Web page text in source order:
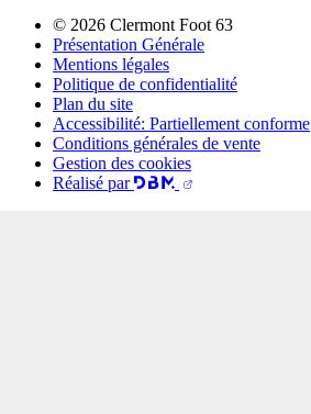
© 2026 Clermont Foot 63
Présentation Générale
Mentions légales
Politique de confidentialité
Plan du site
Accessibilité: Partiellement conforme
Conditions générales de vente
Gestion des cookies
Réalisé par